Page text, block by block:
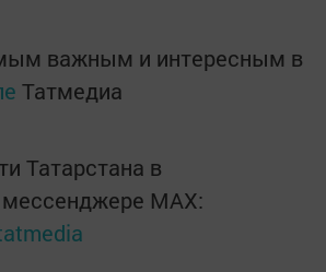
важным и интересным в
Татмедиа
Татарстана в
MАХ: